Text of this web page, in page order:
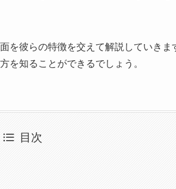
を彼らの特徴を交えて解説していきま
を知ることができるでしょう。
目次